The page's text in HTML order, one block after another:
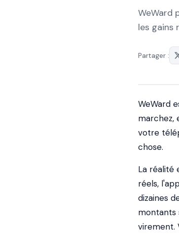
WeWard
les gains
Partager :
WeWard
marchez,
votre
chose.
La réalité
réels,
dizaines
montants
virement.